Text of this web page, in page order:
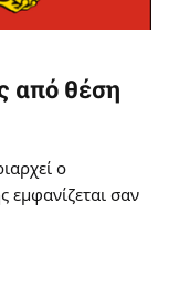
από θέση
ο
εμφανίζεται σαν